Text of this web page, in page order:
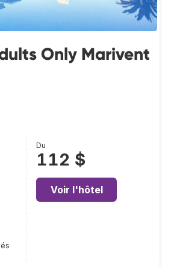
Only Marivent
Du
112 $
Voir l'hôtel